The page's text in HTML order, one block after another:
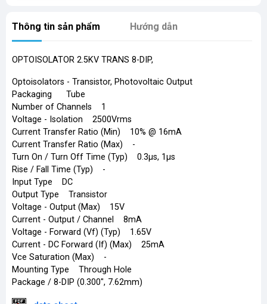
Thông tin sản phẩm Hướng dẫn
OPTOISOLATOR 2.5KV TRANS 8-DIP,
Optoisolators - Transistor, Photovoltaic Output
Packaging Tube
Number of Channels 1
Voltage - Isolation 2500Vrms
Current Transfer Ratio (Min) 10% @ 16mA
Current Transfer Ratio (Max) -
Turn On / Turn Off Time (Typ) 0.3µs, 1µs
Rise / Fall Time (Typ) -
Input Type DC
Output Type Transistor
Voltage - Output (Max) 15V
Current - Output / Channel 8mA
Voltage - Forward (Vf) (Typ) 1.65V
Current - DC Forward (If) (Max) 25mA
Vce Saturation (Max) -
Mounting Type Through Hole
Package / 8-DIP (0.300", 7.62mm)